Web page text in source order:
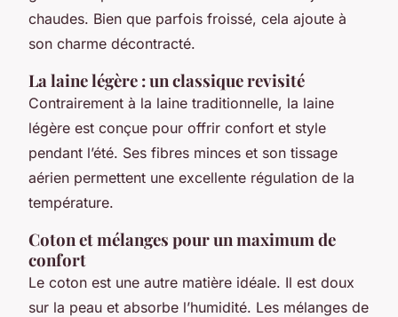
chaudes. Bien que parfois froissé, cela ajoute à
son charme décontracté.
La laine légère : un classique revisité
Contrairement à la laine traditionnelle, la laine
légère est conçue pour offrir confort et style
pendant l’été. Ses fibres minces et son tissage
aérien permettent une excellente régulation de la
température.
Coton et mélanges pour un maximum de
confort
Le coton est une autre matière idéale. Il est doux
sur la peau et absorbe l’humidité. Les mélanges de